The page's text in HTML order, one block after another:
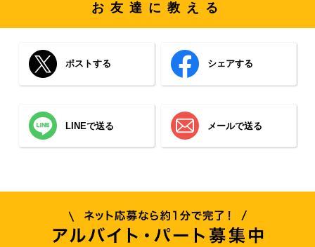
お友達に教える
ポストする シェアする
LINEで送る メールで送る